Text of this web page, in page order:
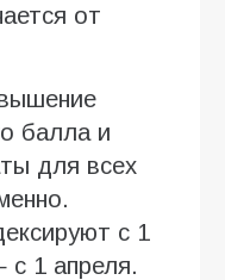
от
балла и
для всех
с 1
с 1 апреля.